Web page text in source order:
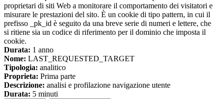
proprietari di siti Web a monitorare il comportamento dei visitatori e
misurare le prestazioni del sito. È un cookie di tipo pattern, in cui il
prefisso _pk_id è seguito da una breve serie di numeri e lettere, che
si ritiene sia un codice di riferimento per il dominio che imposta il
cookie.
Durata: 1 anno
Nome: LAST_REQUESTED_TARGET
Tipologia: analitico
Proprieta: Prima parte
Descrizione: analisi e profilazione navigazione utente
Durata: 5 minuti